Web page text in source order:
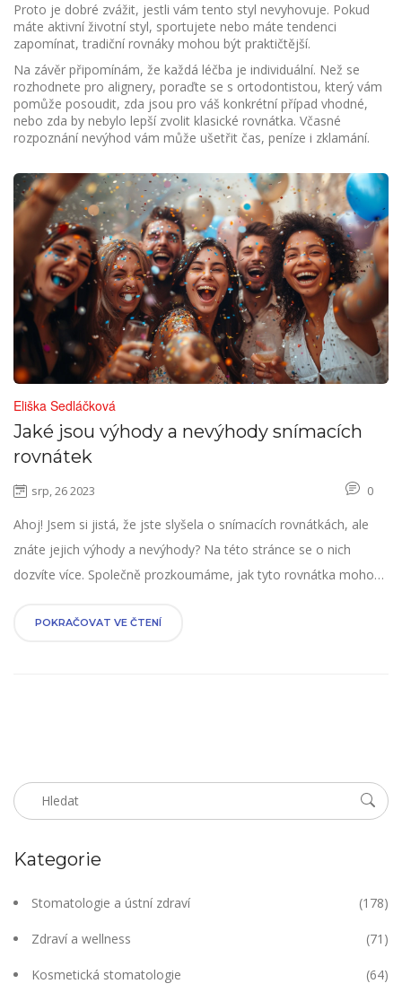
Proto je dobré zvážit, jestli vám tento styl nevyhovuje. Pokud
máte aktivní životní styl, sportujete nebo máte tendenci
zapomínat, tradiční rovnáky mohou být praktičtější.
Na závěr připomínám, že každá léčba je individuální. Než se
rozhodnete pro alignery, poraďte se s ortodontistou, který vám
pomůže posoudit, zda jsou pro váš konkrétní případ vhodné,
nebo zda by nebylo lepší zvolit klasické rovnátka. Včasné
rozpoznání nevýhod vám může ušetřit čas, peníze i zklamání.
Eliška Sedláčková
Jaké jsou výhody a nevýhody snímacích
rovnátek
srp, 26 2023 0
Ahoj! Jsem si jistá, že jste slyšela o snímacích rovnátkách, ale
znáte jejich výhody a nevýhody? Na této stránce se o nich
dozvíte více. Společně prozkoumáme, jak tyto rovnátka mohou
komplikace. Ráda vám pomůžu rozhodnout, zda jsou pro vás
POKRAČOVAT VE ČTENÍ
Kategorie
Stomatologie a ústní zdraví (178)
Zdraví a wellness (71)
Kosmetická stomatologie (64)